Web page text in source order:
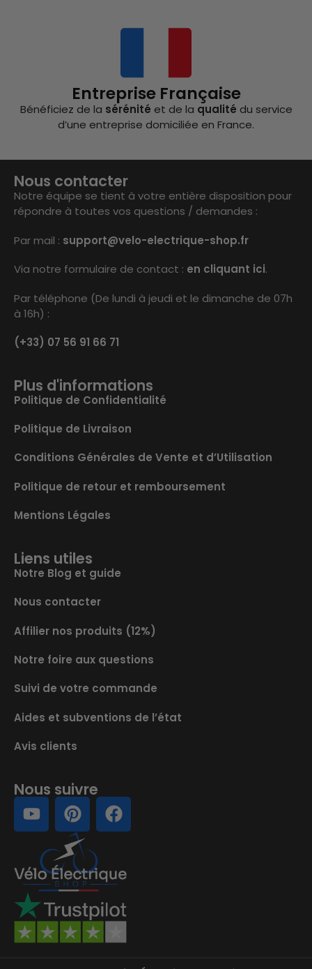
Entreprise Française
Bénéficiez de la sérénité et de la qualité du service
d’une entreprise domiciliée en France.
Nous contacter
Notre équipe se tient à votre entière disposition pour
répondre à toutes vos questions / demandes :
Par mail : support@velo-electrique-shop.fr
Via notre formulaire de contact : en cliquant ici.
Par téléphone (De lundi à jeudi et le dimanche de 07h
à 16h) :
(+33) 07 56 91 66 71
Plus d'informations
Politique de Confidentialité
Politique de Livraison
Conditions Générales de Vente et d’Utilisation
Politique de retour et remboursement
Mentions Légales
Liens utiles
Notre Blog et guide
Nous contacter
Affilier nos produits (12%)
Notre foire aux questions
Suivi de votre commande
Aides et subventions de l’état
Avis clients
Nous suivre